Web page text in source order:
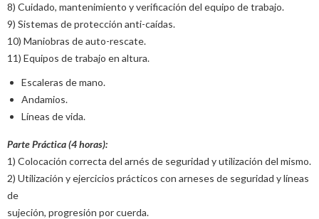
8) Cuidado, mantenimiento y verificación del equipo de trabajo.
9) Sistemas de protección anti-caídas.
10) Maniobras de auto-rescate.
11) Equipos de trabajo en altura.
Escaleras de mano.
Andamios.
Líneas de vida.
Parte Práctica (4 horas):
1) Colocación correcta del arnés de seguridad y utilización del mismo.
2) Utilización y ejercicios prácticos con arneses de seguridad y líneas
de
sujeción, progresión por cuerda.